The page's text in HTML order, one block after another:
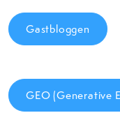
Gastbloggen
GEO (Generative